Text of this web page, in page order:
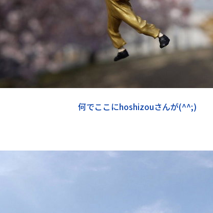
何でここにhoshizouさんが(^^;)